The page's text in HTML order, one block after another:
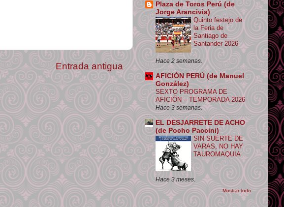
Entrada antigua
Plaza de Toros Perú (de
Jorge Arancivia)
Quinto festejo de
la Feria de
Santiago de
Santander 2026
Hace 2 semanas.
AFICIÓN PERÚ (de Manuel
González)
SEXTO PROGRAMA DE
AFICIÓN – TEMPORADA 2026
Hace 3 semanas.
EL DESJARRETE DE ACHO
(de Pocho Paccini)
SIN SUERTE DE
VARAS, NO HAY
TAUROMAQUIA
Hace 3 meses.
Mostrar todo